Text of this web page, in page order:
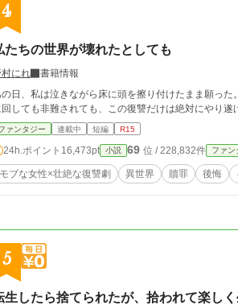
4
たちの世界が壊れたとしても
にれ
書籍情報
、私は泣きながら床に頭を擦り付けたまま願った。 「どうか私に罪を償う機会をください。どうかお願いいたします」 誰を
しても非難されても、この復讐だけは絶対にやり遂
ァンタジー 連載中 短編 R15
24h.ポイント 16,473pt 小説 69 位 / 228,832件 ファン
モブな女性×壮絶な復讐劇 異世界 贖罪 後悔
5
生したら捨てられたが、拾われて楽しく